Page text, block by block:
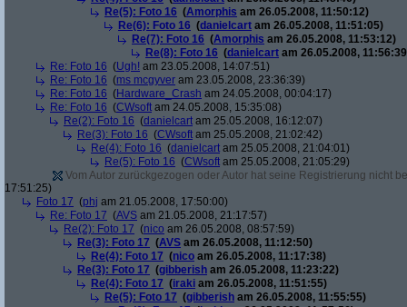
Re(5): Foto 16 (Amorphis am 26.05.2008, 11:50:12)
Re(6): Foto 16 (danielcart am 26.05.2008, 11:51:05)
Re(7): Foto 16 (Amorphis am 26.05.2008, 11:53:12)
Re(8): Foto 16 (danielcart am 26.05.2008,
Re: Foto 16 (Ugh! am 23.05.2008, 14:07:51)
Re: Foto 16 (ms mcgyver am 23.05.2008, 23:36:39)
Re: Foto 16 (Hardware_Crash am 24.05.2008, 00:04:17)
Re: Foto 16 (CWsoft am 24.05.2008, 15:35:08)
Re(2): Foto 16 (danielcart am 25.05.2008, 16:12:07)
Re(3): Foto 16 (CWsoft am 25.05.2008, 21:02:42)
Re(4): Foto 16 (danielcart am 25.05.2008, 21:04:01)
Re(5): Foto 16 (CWsoft am 25.05.2008, 21:05:29)
Vom Autor zurückgezogen oder Autor hat seine Registrierung nicht
17:51:25)
Foto 17 (phj am 21.05.2008, 17:50:00)
Re: Foto 17 (AVS am 21.05.2008, 21:17:57)
Re(2): Foto 17 (nico am 26.05.2008, 08:57:59)
Re(3): Foto 17 (AVS am 26.05.2008, 11:12:50)
Re(4): Foto 17 (nico am 26.05.2008, 11:17:38)
Re(3): Foto 17 (gibberish am 26.05.2008, 11:23:22)
Re(4): Foto 17 (iraki am 26.05.2008, 11:51:55)
Re(5): Foto 17 (gibberish am 26.05.2008, 11:55:55)